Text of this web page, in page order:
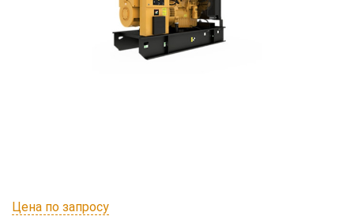
Цена по запросу